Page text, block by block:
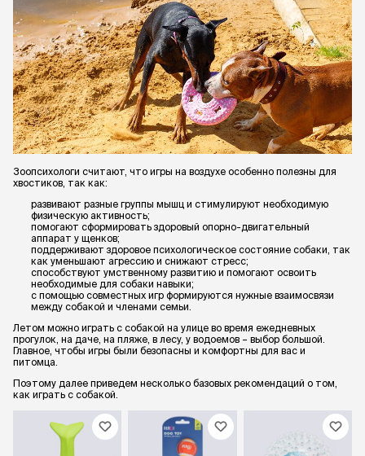
Зоопсихологи считают, что игры на воздухе особенно полезны для
хвостиков, так как:
развивают разные группы мышц и стимулируют необходимую
физическую активность;
помогают сформировать здоровый опорно-двигательный
аппарат у щенков;
поддерживают здоровое психологическое состояние собаки, так
как уменьшают агрессию и снижают стресс;
способствуют умственному развитию и помогают освоить
необходимые для собаки навыки;
с помощью совместных игр формируются нужные взаимосвязи
между собакой и членами семьи.
Летом можно играть с собакой на улице во время ежедневных
прогулок, на даче, на пляже, в лесу, у водоемов – выбор большой.
Главное, чтобы игры были безопасны и комфортны для вас и
питомца.
Поэтому далее приведем несколько базовых рекомендаций о том,
как играть с собакой.